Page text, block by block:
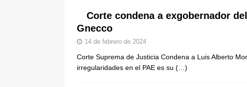
Corte condena a exgobernador
Gnecco
14 de febrero de 2024
Corte Suprema de Justicia Condena a Luis Alberto
irregularidades en el PAE es su (…)